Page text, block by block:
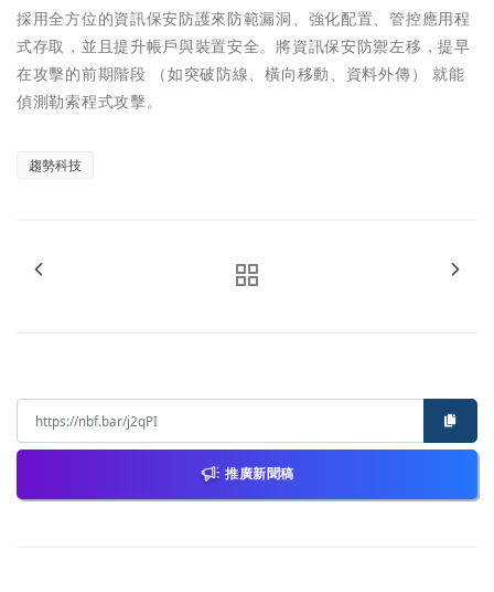
採用全方位的資訊保安防護來防範漏洞、強化配置、管控應用程
式存取，並且提升帳戶與裝置安全。將資訊保安防禦左移，提早
在攻擊的前期階段 （如突破防線、橫向移動、資料外傳） 就能
偵測勒索程式攻擊。
趨勢科技
推廣新聞稿